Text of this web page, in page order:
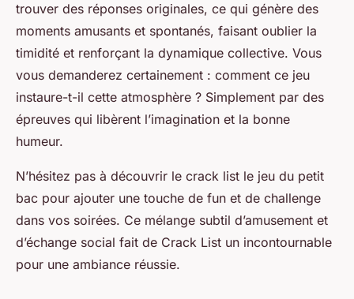
trouver des réponses originales, ce qui génère des
moments amusants et spontanés, faisant oublier la
timidité et renforçant la dynamique collective. Vous
vous demanderez certainement : comment ce jeu
instaure-t-il cette atmosphère ? Simplement par des
épreuves qui libèrent l’imagination et la bonne
humeur.
N’hésitez pas à découvrir le crack list le jeu du petit
bac pour ajouter une touche de fun et de challenge
dans vos soirées. Ce mélange subtil d’amusement et
d’échange social fait de Crack List un incontournable
pour une ambiance réussie.